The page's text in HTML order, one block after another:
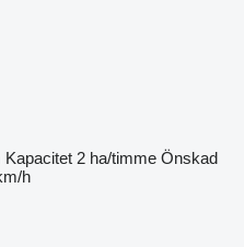
Kapacitet 2 ha/timme Önskad
h